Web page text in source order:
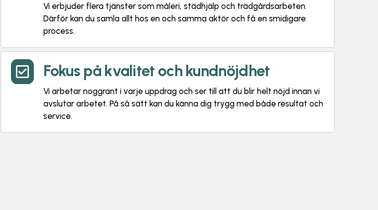
Vi erbjuder flera tjänster som måleri, städhjälp och trädgårdsarbeten.
Därför kan du samla allt hos en och samma aktör och få en smidigare
process.
 Fokus på kvalitet och kundnöjdhet
Vi arbetar noggrant i varje uppdrag och ser till att du blir helt nöjd innan vi
avslutar arbetet. På så sätt kan du känna dig trygg med både resultat och
service.